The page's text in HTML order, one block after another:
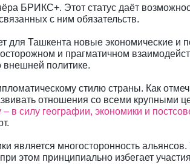
БРИКС+. Этот статус даёт
с ним обязательств.
для Ташкента новые экономические и
и прагматичном
внешней политике.
стилю страны. Как
отношения со всеми крупными
в силу географии, экономики и
является многосторонность
этом принципиально избегает